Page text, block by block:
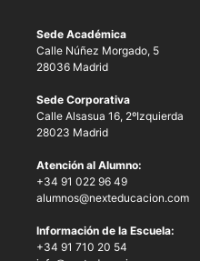
Sede Académica
Calle Núñez Morgado, 5
28036 Madrid
Sede Corporativa
Calle Alsasua 16, 2ºIzquierda
28023 Madrid
Atención al Alumno:
+34 91 022 96 49
alumnos@nexteducacion.com
Información de la Escuela:
+34 91 710 20 54